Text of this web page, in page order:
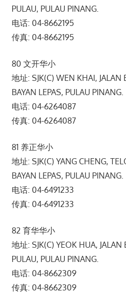
PULAU, PULAU PINANG.
电话: 04-8662195
传真: 04-8662195
80 文开华小
地址: SJK(C) WEN KHAI, JALAN
BAYAN LEPAS, PULAU PINANG.
电话: 04-6264087
传真: 04-6264087
81 养正华小
地址: SJK(C) YANG CHENG,
BAYAN LEPAS, PULAU PINANG.
电话: 04-6491233
传真: 04-6491233
82 育华华小
地址: SJK(C) YEOK HUA, JALAN
PULAU, PULAU PINANG.
电话: 04-8662309
传真: 04-8662309